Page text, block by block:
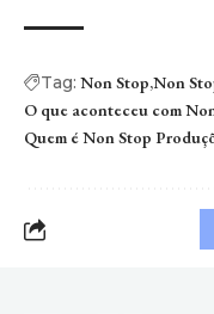
Tag: Non Stop Non
O que aconteceu com
Quem é Non Stop